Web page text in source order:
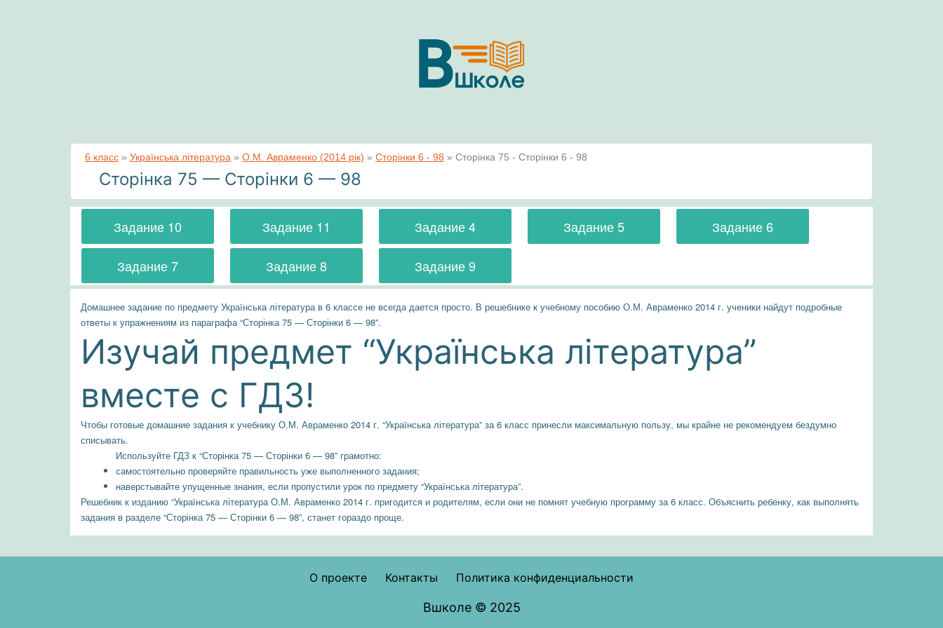
6 класс » Українська література » О.М. Авраменко (2014 рік) » Сторінки 6 - 98 » Сторінка 75 - Сторінки 6 - 98
Сторінка 75 — Сторінки 6 — 98
Задание 10 Задание 11 Задание 4 Задание 5 Задание 6
Задание 7 Задание 8 Задание 9
Домашнее задание по предмету Українська література в 6 классе не всегда дается просто. В решебнике к учебному пособию О.М. Авраменко 2014 г. ученики найдут подробные
ответы к упражнениям из параграфа “Сторінка 75 — Сторінки 6 — 98”.
Изучай предмет “Українська література”
вместе с ГДЗ!
Чтобы готовые домашние задания к учебнику О.М. Авраменко 2014 г. “Українська література” за 6 класс принесли максимальную пользу, мы крайне не рекомендуем бездумно
списывать.
Используйте ГДЗ к “Сторінка 75 — Сторінки 6 — 98” грамотно:
самостоятельно проверяйте правильность уже выполненного задания;
наверстывайте упущенные знания, если пропустили урок по предмету “Українська література”.
Решебник к изданию “Українська література О.М. Авраменко 2014 г. пригодится и родителям, если они не помнят учебную программу за 6 класс. Объяснить ребенку, как выполнять
задания в разделе “Сторінка 75 — Сторінки 6 — 98”, станет гораздо проще.
О проекте Контакты Политика конфиденциальности
Вшколе © 2025